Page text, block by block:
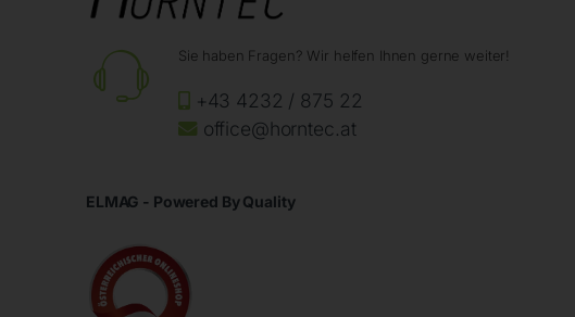
Sie haben Fragen? Wir helfen Ihnen gerne weiter!
+43 4232 / 875 22
office@horntec.at
ELMAG - Powered By Quality